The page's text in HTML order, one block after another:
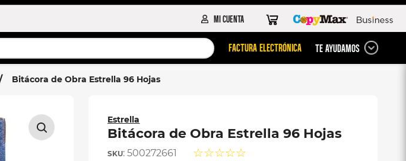
FACTURA ELECTRÓNICA TE AYUDAMOS
Bitácora de Obra Estrella 96 Hojas
Estrella
Bitácora de Obra Estrella 96 Hojas
:500272661 ☆☆☆☆☆